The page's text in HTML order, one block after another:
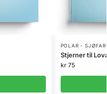
POLAR -
Stjerner til
kr75